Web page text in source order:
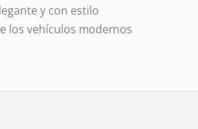
y con estilo
los vehículos modernos